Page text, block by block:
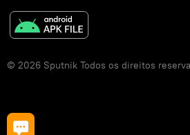
© 2026 Sputnik Todos os direitos